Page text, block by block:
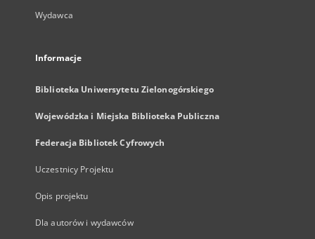
Wydawca
Informacje
Biblioteka Uniwersytetu Zielonogórskiego
Wojewódzka i Miejska Biblioteka Publiczna
Federacja Bibliotek Cyfrowych
Uczestnicy Projektu
Opis projektu
Dla autorów i wydawców